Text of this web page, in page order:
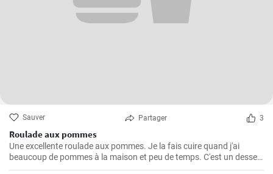
Sauver Partager 3
Roulade aux pommes
Une excellente roulade aux pommes. Je la fais cuire quand j'ai
beaucoup de pommes à la maison et peu de temps. C'est un dessert
rapide et facile qui plait toujours.